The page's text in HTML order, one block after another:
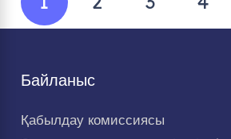
Байланыс
Қабылдау комиссиясы